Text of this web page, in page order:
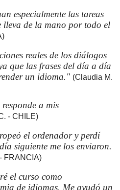
especialmente las tareas
de la mano por todo el
reales de los diálogos
que las frases del día a día
un idioma." (Claudia M.
a mis
- CHILE)
el ordenador y perdí
siguiente me los enviaron.
FRANCIA)
el curso como
de idiomas. Me ayudó un